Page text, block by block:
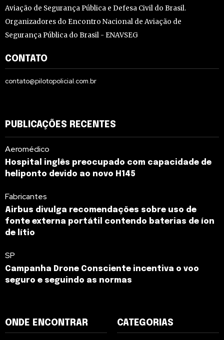
Aviação de Segurança Pública e Defesa Civil do Brasil.
Organizadores do Encontro Nacional de Aviação de
Segurança Pública do Brasil - ENAVSEG
CONTATO
contato@pilotopolicial.com.br
PUBLICAÇÕES RECENTES
Aeromédico
Hospital inglês preocupado com capacidade de
heliponto devido ao novo H145
Fabricantes
Airbus divulga recomendações sobre uso de
fonte externa portátil contendo baterias de íon
de lítio
SP
Campanha Drone Consciente incentiva o voo
seguro e seguindo as normas
ONDE ENCONTRAR CATEGORIAS